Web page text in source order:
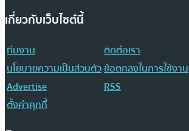
เกี่ยวกับเว็บไซต์นี้
ทีมงาน
ติดต่อเรา
นโยบายความเป็นส่วนตัวข้อตกลงในการใช้งาน
Advertise
RSS
ตั้งค่าคุกกี้